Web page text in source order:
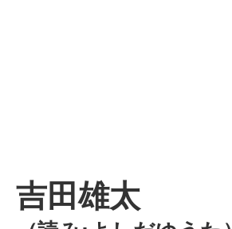
吉田雄太